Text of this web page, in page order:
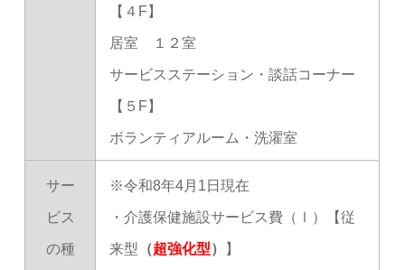
【４F】
居室 １２室
サービスステーション・談話コーナー
【５F】
ボランティアルーム・洗濯室
サー
ビス
の種
※令和8年4月1日現在
・介護保健施設サービス費（Ⅰ）【従
来型 （超強化型） 】